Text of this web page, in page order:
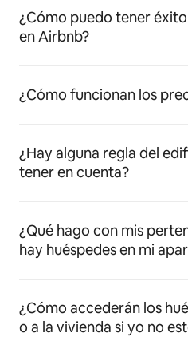
¿Cómo puedo tener
en Airbnb?
¿Cómo funcionan los
¿Hay alguna regla del
tener en cuenta?
¿Qué hago con mis
hay huéspedes en mi
¿Cómo accederán los
o a la vivienda si yo no